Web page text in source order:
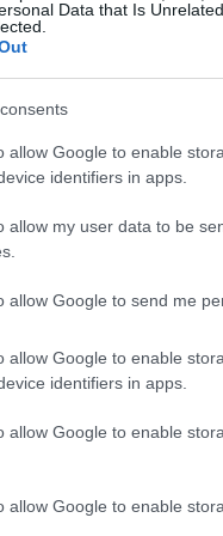
Data that Is
allow Google to enable
identifiers in apps.
allow my user data to be
allow Google to send me
allow Google to enable
identifiers in apps.
allow Google to enable
allow Google to enable
è concepito per
Questa
video e
Android 15
gamma di